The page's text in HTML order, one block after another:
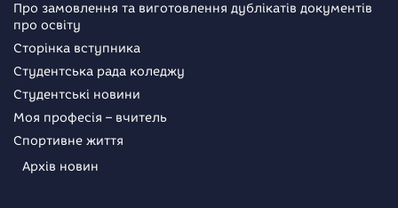
Про замовлення та виготовлення дублікатів документів
про освіту
Сторінка вступника
Студентська рада коледжу
Студентські новини
Моя професія – вчитель
Спортивне життя
Архів новин